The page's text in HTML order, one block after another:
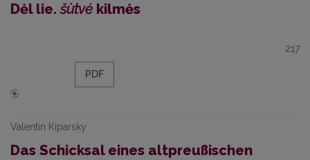
Dėl lie.šùtvė kilmės
217
PDF
Valentin Kiparsky
Das Schicksal eines altpreußischen